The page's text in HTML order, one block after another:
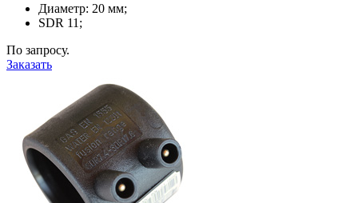
Диаметр: 20 мм;
SDR 11;
По запросу.
Заказать